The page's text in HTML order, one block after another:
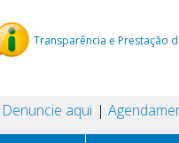
Transparência e Prestação
Denuncie aqui